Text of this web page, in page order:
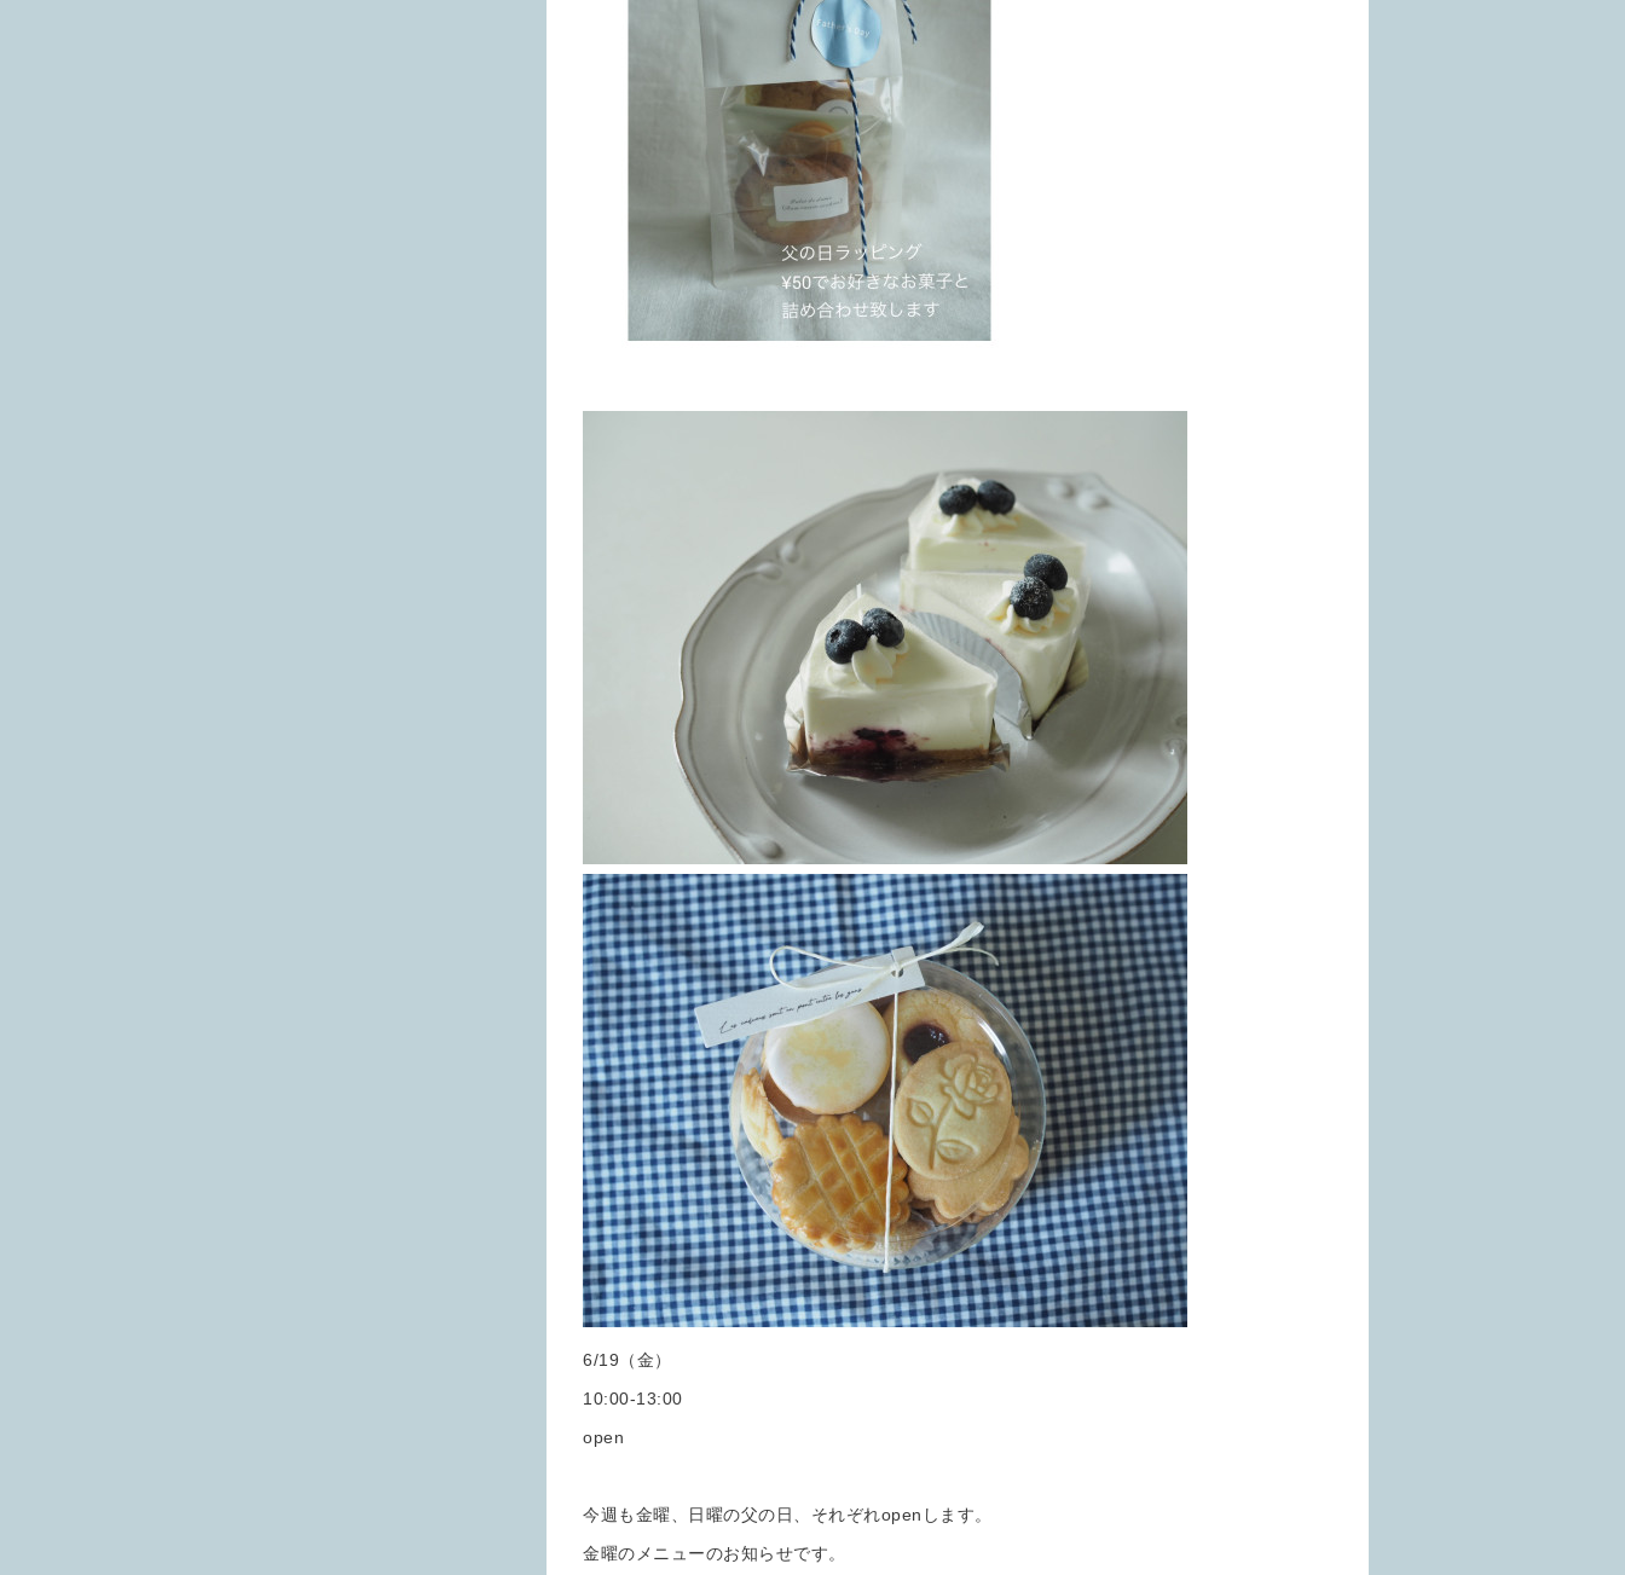
6/19（金）
10:00-13:00
open
今週も金曜、日曜の父の日、それぞれopenします。
金曜のメニューのお知らせです。